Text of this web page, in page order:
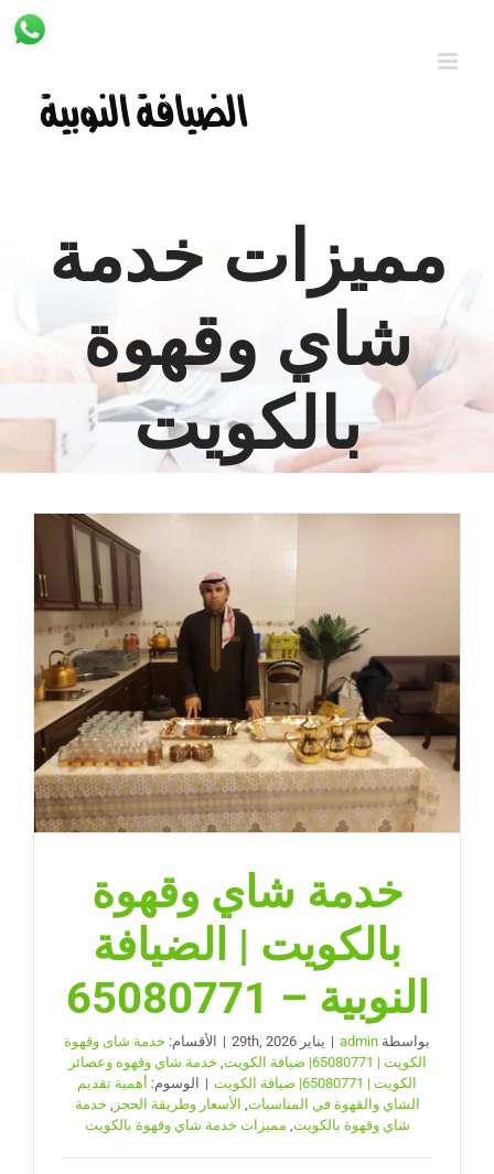
مميزات خدمة
شاي وقهوة
بالكويت
خدمة شاي وقهوة
بالكويت | الضيافة
النوبية – 65080771
بواسطة admin
| يناير 29th, 2026 | الأقسام: خدمة شاى وقهوة
الكويت | 65080771| ضيافة الكويت
, خدمة شاي وقهوه وعصائر
الكويت | 65080771| ضيافة الكويت
| الوسوم: أهمية تقديم
الشاي والقهوة في المناسبات, الأسعار وطريقة الحجز , خدمة
شاي وقهوة بالكويت, مميزات خدمة شاي وقهوة بالكويت